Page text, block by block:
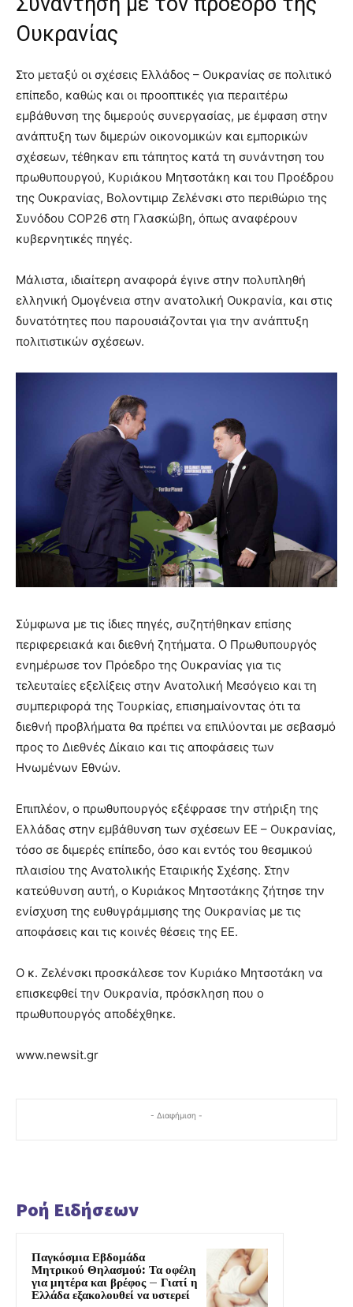
Ουκρανίας
Στο μεταξύ οι σχέσεις Ελλάδος – Ουκρανίας σε πολιτικό
επίπεδο, καθώς και οι προοπτικές για περαιτέρω
εμβάθυνση της διμερούς συνεργασίας, με έμφαση στην
ανάπτυξη των διμερών οικονομικών και εμπορικών
σχέσεων, τέθηκαν επι τάπητος κατά τη συνάντηση του
πρωθυπουργού, Κυριάκου Μητσοτάκη και του Προέδρου
της Ουκρανίας, Βολοντιμιρ Ζελένσκι στο περιθώριο της
Συνόδου COP26 στη Γλασκώβη, όπως αναφέρουν
κυβερνητικές πηγές.
Μάλιστα, ιδιαίτερη αναφορά έγινε στην πολυπληθή
ελληνική Ομογένεια στην ανατολική Ουκρανία, και στις
δυνατότητες που παρουσιάζονται για την ανάπτυξη
πολιτιστικών σχέσεων.
Σύμφωνα με τις ίδιες πηγές, συζητήθηκαν επίσης
περιφερειακά και διεθνή ζητήματα. Ο Πρωθυπουργός
ενημέρωσε τον Πρόεδρο της Ουκρανίας για τις
τελευταίες εξελίξεις στην Ανατολική Μεσόγειο και τη
συμπεριφορά της Τουρκίας, επισημαίνοντας ότι τα
διεθνή προβλήματα θα πρέπει να επιλύονται με σεβασμό
προς το Διεθνές Δίκαιο και τις αποφάσεις των
Ηνωμένων Εθνών.
Επιπλέον, ο πρωθυπουργός εξέφρασε την στήριξη της
Ελλάδας στην εμβάθυνση των σχέσεων ΕΕ – Ουκρανίας,
τόσο σε διμερές επίπεδο, όσο και εντός του θεσμικού
πλαισίου της Ανατολικής Εταιρικής Σχέσης. Στην
κατεύθυνση αυτή, ο Κυριάκος Μητσοτάκης ζήτησε την
ενίσχυση της ευθυγράμμισης της Ουκρανίας με τις
αποφάσεις και τις κοινές θέσεις της ΕΕ.
Ο κ. Ζελένσκι προσκάλεσε τον Κυριάκο Μητσοτάκη να
επισκεφθεί την Ουκρανία, πρόσκληση που ο
πρωθυπουργός αποδέχθηκε.
www.newsit.gr
- Διαφήμιση -
Ροή Ειδήσεων
Παγκόσμια Εβδομάδα
Μητρικού Θηλασμού: Τα οφέλη
για μητέρα και βρέφος – Γιατί η
Ελλάδα εξακολουθεί να υστερεί